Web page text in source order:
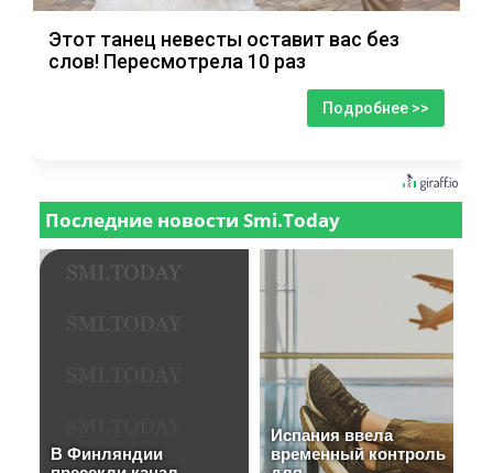
Этот танец невесты оставит вас без
слов! Пересмотрела 10 раз
Подробнее >>